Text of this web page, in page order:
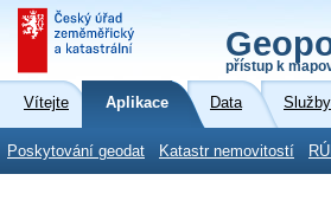
přístup k
Vítejte Aplikace Data Služby
Poskytování geodat Katastr nemovitostí